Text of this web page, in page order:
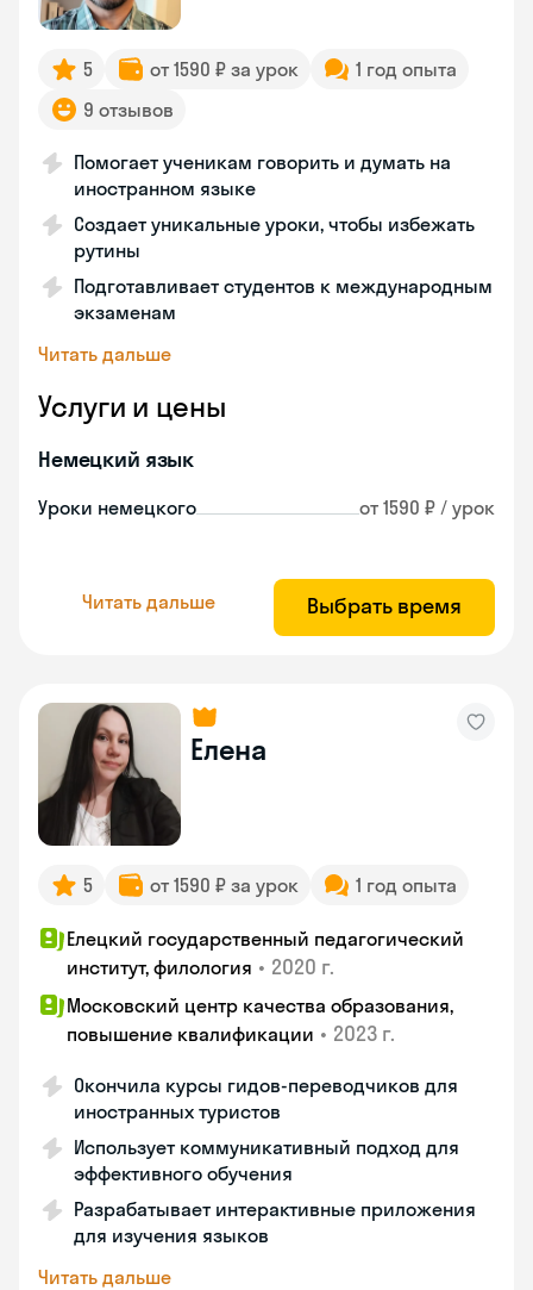
5 от 1590 ₽ за урок
1 год опыта
9 отзывов
Помогает ученикам говорить и думать на
иностранном языке
Создает уникальные уроки, чтобы избежать
рутины
Подготавливает студентов к международным
экзаменам
Читать дальше
Услуги и цены
Немецкий язык
Уроки немецкого от 1590 ₽ / урок
Читать дальше Выбрать время
Елена
5 от 1590 ₽ за урок 1 год опыта
Елецкий государственный педагогический
институт, филология • 2020 г.
Московский центр качества образования,
повышение квалификации • 2023 г.
Окончила курсы гидов-переводчиков для
иностранных туристов
Использует коммуникативный подход для
эффективного обучения
Разрабатывает интерактивные приложения
для изучения языков
Читать дальше